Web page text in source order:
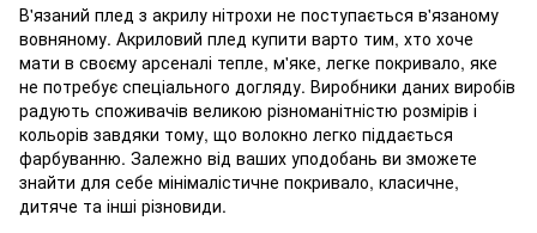
В'язаний плед з акрилу нітрохи не поступається в'язаному
вовняному. Акриловий плед купити варто тим, хто хоче
мати в своєму арсеналі тепле, м'яке, легке покривало, яке
не потребує спеціального догляду. Виробники даних виробів
радують споживачів великою різноманітністю розмірів і
кольорів завдяки тому, що волокно легко піддається
фарбуванню. Залежно від ваших уподобань ви зможете
знайти для себе мінімалістичне покривало, класичне,
дитяче та інші різновиди.